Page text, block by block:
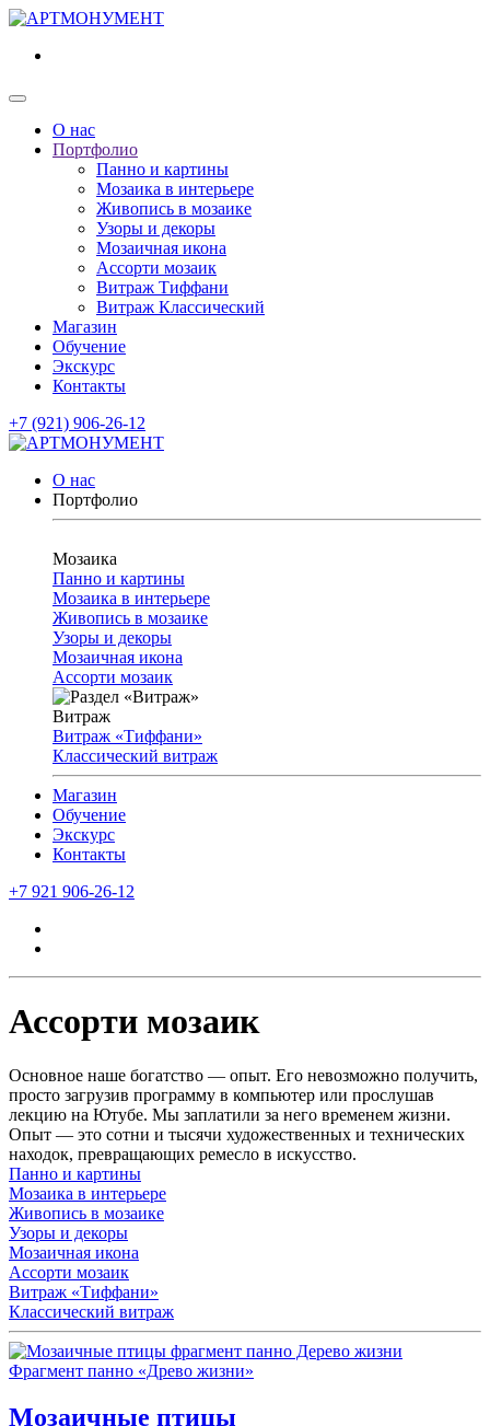
О нас
Портфолио
Панно и картины
Мозаика в интерьере
Живопись в мозаике
Узоры и декоры
Мозаичная икона
Ассорти мозаик
Витраж Тиффани
Витраж Классический
Магазин
Обучение
Экскурс
Контакты
+7 (921) 906-26-12
О нас
Портфолио
Мозаика
Панно и картины
Мозаика в интерьере
Живопись в мозаике
Узоры и декоры
Мозаичная икона
Ассорти мозаик
Витраж
Витраж «Тиффани»
Классический витраж
Магазин
Обучение
Экскурс
Контакты
+7 921 906-26-12
Ассорти мозаик
Основное наше богатство — опыт. Его невозможно получить,
просто загрузив программу в компьютер или прослушав
лекцию на Ютубе. Мы заплатили за него временем жизни.
Опыт — это сотни и тысячи художественных и технических
находок, превращающих ремесло в искусство.
Панно и картины
Мозаика в интерьере
Живопись в мозаике
Узоры и декоры
Мозаичная икона
Ассорти мозаик
Витраж «Тиффани»
Классический витраж
Фрагмент панно «Древо жизни»
Мозаичные птицы